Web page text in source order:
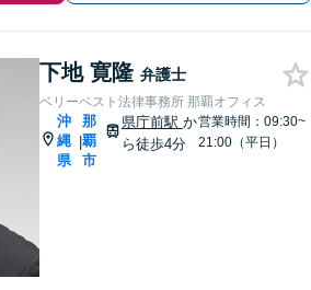
下地 寛隆 弁護士
ベリーベスト法律事務所 那覇オフィス
沖
縄
県
|
那
覇
市
県庁前駅 か
ら徒歩4分
営業時間：09:30~
21:00（平日）